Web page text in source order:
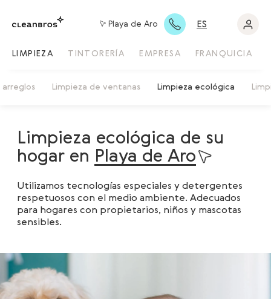
Playa de Aro ES
LIMPIEZA TINTORERÍA EMPRESA FRANQUICIA
arreglos Limpieza de ventanas Limpieza ecológica
Limpieza ecológica de su
hogar en Playa de Aro
Utilizamos tecnologías especiales y detergentes
respetuosos con el medio ambiente. Adecuados
para hogares con propietarios, niños y mascotas
sensibles.